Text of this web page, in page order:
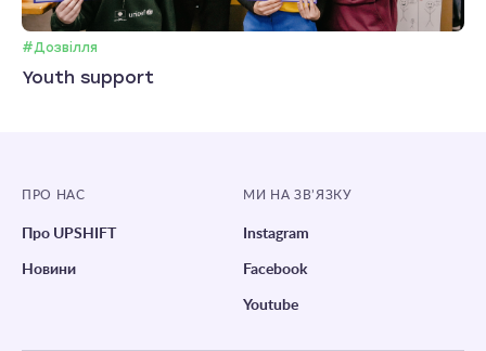
#Дозвілля
Youth support
ПРО НАС
Про UPSHIFT
Новини
МИ НА ЗВ’ЯЗКУ
Instagram
Facebook
Youtube